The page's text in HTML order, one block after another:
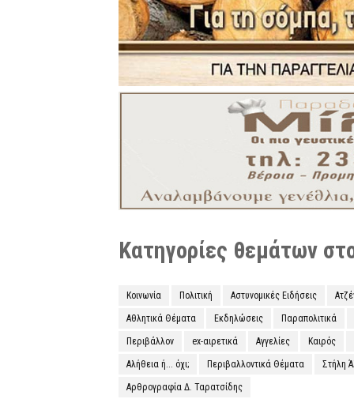
Κατηγορίες θεμάτων
Κοινωνία Πολιτική Αστυνομικές Ειδήσεις
Αθλητικά Θέματα Εκδηλώσεις Παραπολιτικά
Περιβάλλον ex-αιρετικά Αγγελίες Καιρός
Αλήθεια ή... όχι; Περιβαλλοντικά Θέματα Στήλη
Αρθρογραφία Δ. Ταρατσίδης